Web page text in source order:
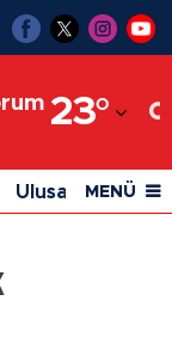
23°
Ulusal Siyaset
MENÜ